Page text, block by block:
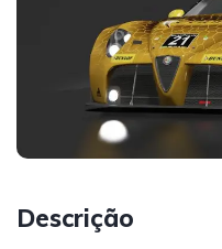
Descrição